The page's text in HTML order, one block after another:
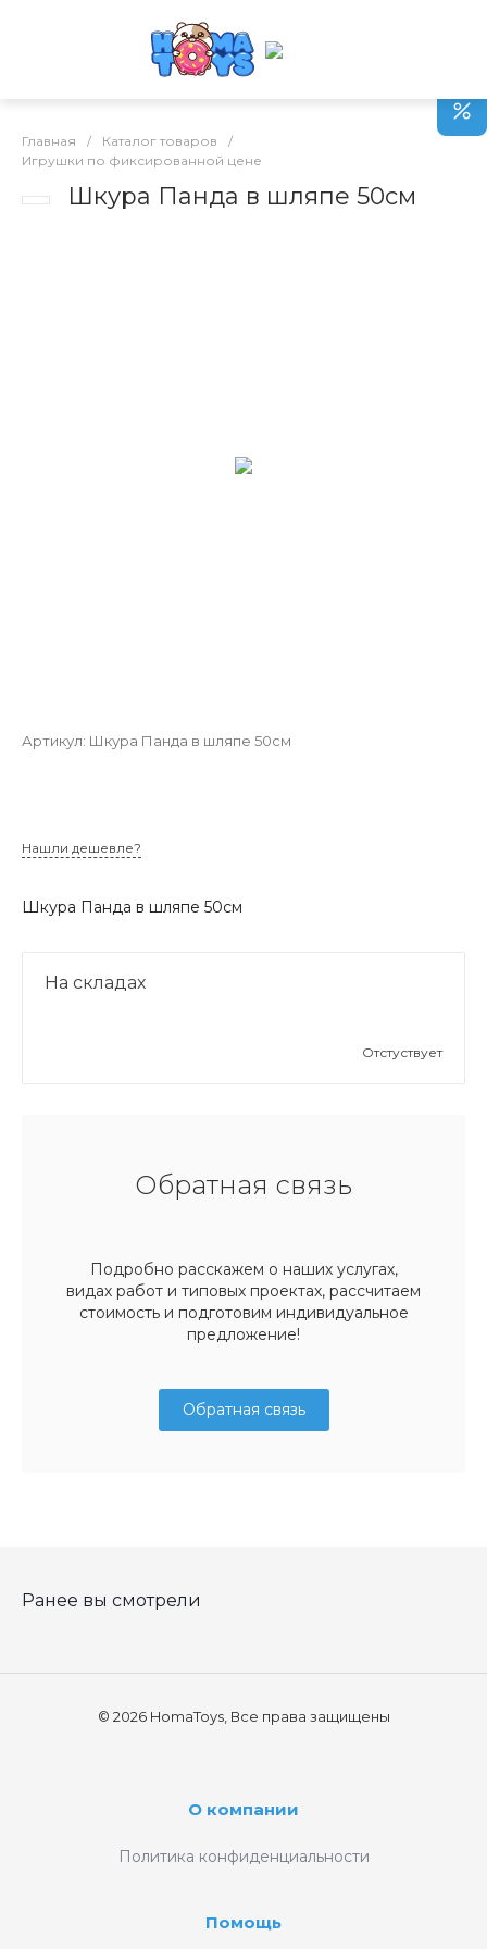
Главная / Каталог товаров
/
Игрушки по фиксированной цене
Шкура Панда в шляпе 50см
Артикул: Шкура Панда в шляпе 50см
Нашли дешевле?
Шкура Панда в шляпе 50см
На складах
Отстуствует
Обратная связь
Подробно расскажем о наших услугах,
видах работ и типовых проектах, рассчитаем
стоимость и подготовим индивидуальное
предложение!
Обратная связь
Ранее вы смотрели
© 2026 HomaToys, Все права защищены
О компании
Политика конфиденциальности
Помощь